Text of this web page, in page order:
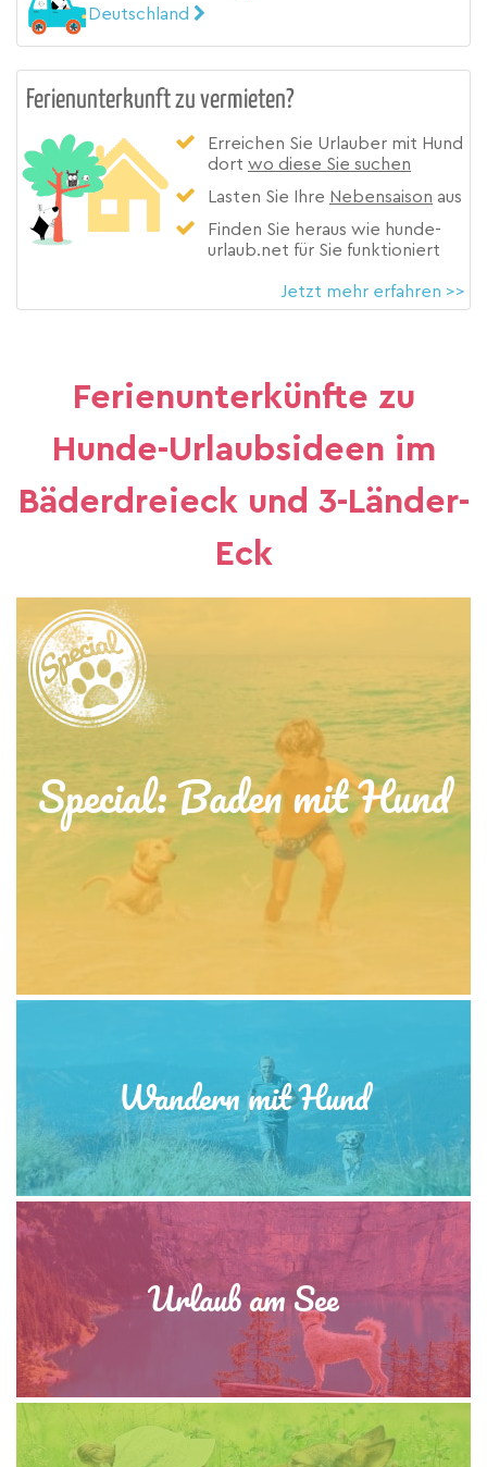
Deutschland
Ferienunterkunft zu vermieten?
Erreichen Sie Urlauber mit Hund
dort wo diese Sie suchen
Lasten Sie Ihre Nebensaison aus
Finden Sie heraus wie hunde-
urlaub.net für Sie funktioniert
Jetzt mehr erfahren >>
Ferienunterkünfte zu
Hunde-Urlaubsideen im
Bäderdreieck und 3-Länder-
Eck
Special: Baden mit Hund
Wandern mit Hund
Urlaub am See